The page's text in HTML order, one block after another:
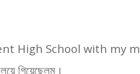
High School with my
গিয়েছেলম।